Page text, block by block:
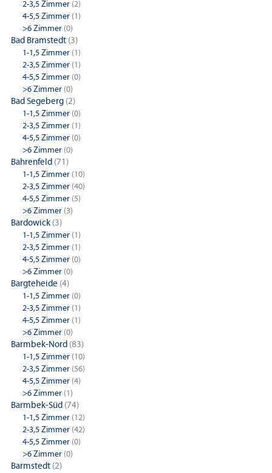
2-3,5 Zimmer (2)
4-5,5 Zimmer (1)
>6 Zimmer (0)
Bad Bramstedt (3)
1-1,5 Zimmer (1)
2-3,5 Zimmer (1)
4-5,5 Zimmer (0)
>6 Zimmer (0)
Bad Segeberg (2)
1-1,5 Zimmer (0)
2-3,5 Zimmer (1)
4-5,5 Zimmer (0)
>6 Zimmer (0)
Bahrenfeld (71)
1-1,5 Zimmer (10)
2-3,5 Zimmer (40)
4-5,5 Zimmer (5)
>6 Zimmer (3)
Bardowick (3)
1-1,5 Zimmer (1)
2-3,5 Zimmer (1)
4-5,5 Zimmer (0)
>6 Zimmer (0)
Bargteheide (4)
1-1,5 Zimmer (0)
2-3,5 Zimmer (1)
4-5,5 Zimmer (1)
>6 Zimmer (0)
Barmbek-Nord (83)
1-1,5 Zimmer (10)
2-3,5 Zimmer (56)
4-5,5 Zimmer (4)
>6 Zimmer (1)
Barmbek-Süd (74)
1-1,5 Zimmer (12)
2-3,5 Zimmer (42)
4-5,5 Zimmer (0)
>6 Zimmer (0)
Barmstedt (2)